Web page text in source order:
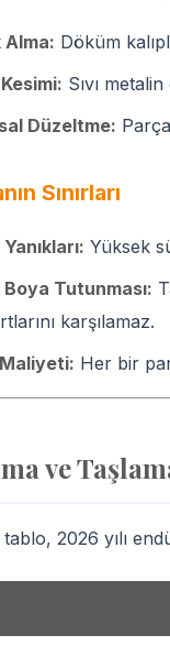
Alma: Döküm
Sıvı
Düzeltme:
Sınırları
Yüksek
Tutunması:
karşılamaz.
Her bir
ve
tablo, 2026 yılı